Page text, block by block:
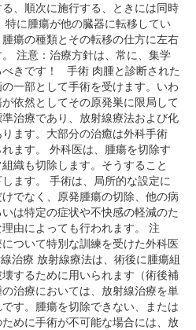
、順次に施行する、ときには同時
に腫瘍が他の臓器に転移してい
瘍の種類とその転移の仕方に左右
注意：治療方針は、常に、集学
きです！ 手術 肉腫と診断された
一部として手術を受けます。いわ
依然としてその原発巣に限局して
治療であり、放射線療法および化
ます。大部分の治癒は外科手術
れます。 外科医は、腫瘍を切除す
織も切除します。そうすること
ます。 手術は、局所的な設定に
でなく、原発腫瘍の切除、他の病
は特定の症状や不快感の軽減のた
由によっても行われます。 注
ついて特別な訓練を受けた外科医
治療 放射線療法は、術後に腫瘍組
するために用いられます（術後補
治療においては、放射線治療を単
す。腫瘍を切除できない、または
めに手術が不可能な場合には、放